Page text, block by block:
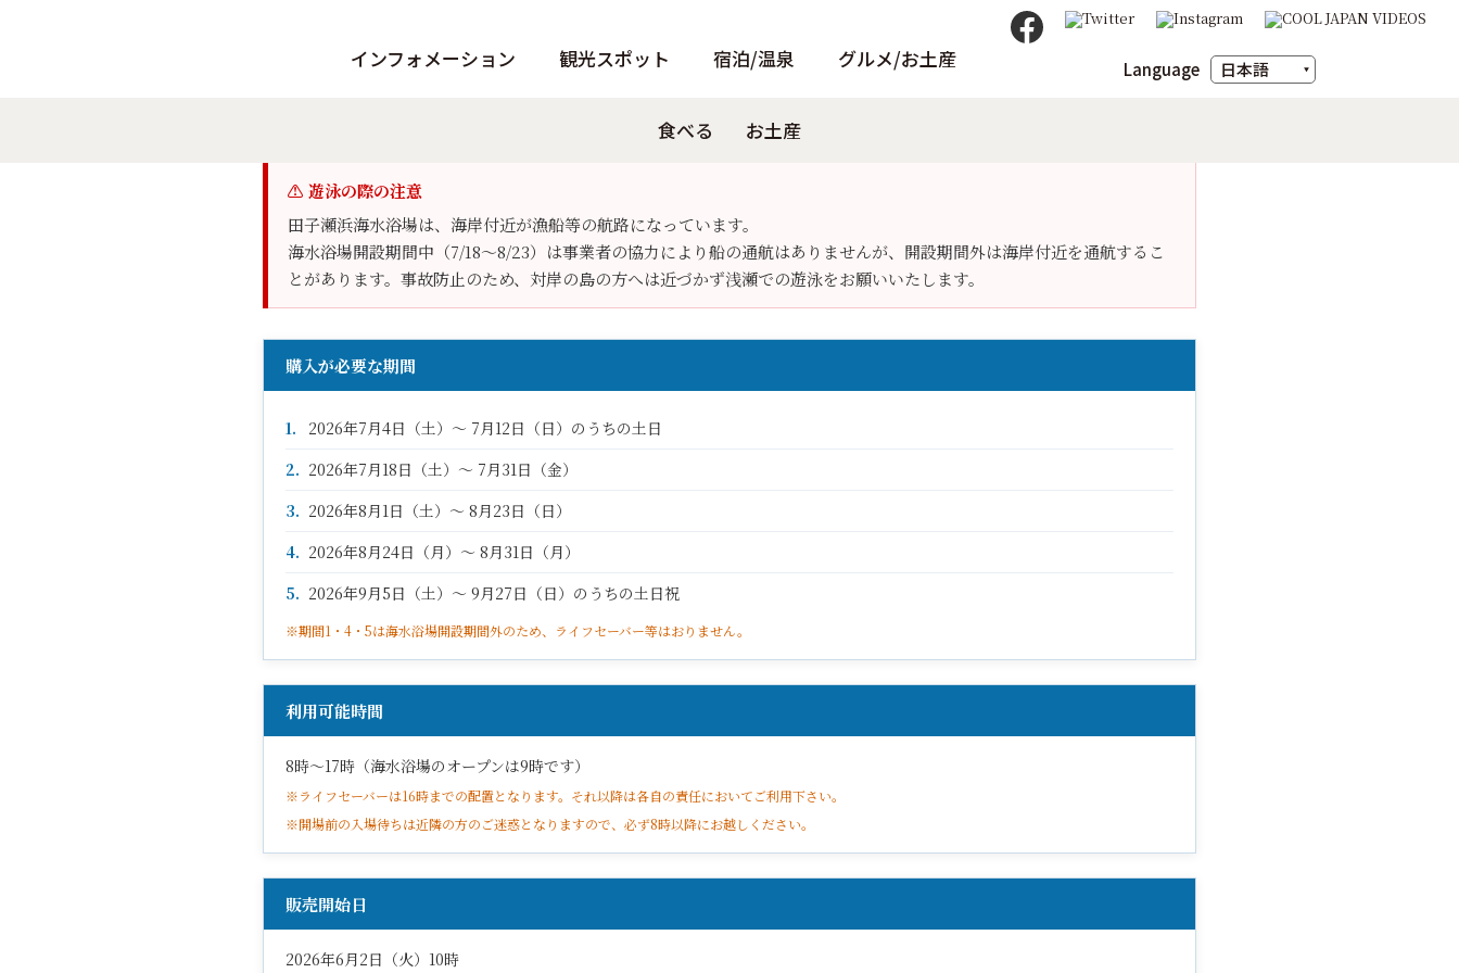
インフォメーション
Pamphlet 小冊子
観光スポット
天窓洞 観る あそぶ
宿泊/温泉
泊まる 温泉
グルメ/お土産
食べる お土産
Language
日本語
チケットは「チケットぴあ」からご購入いただけます。詳細は下記をご覧ください。
⚠ 遊泳の際の注意
田子瀬浜海水浴場は、海岸付近が漁船等の航路になっています。
海水浴場開設期間中（7/18～8/23）は事業者の協力により船の通航はありませんが、開設期間外は海岸付近を通航するこ
とがあります。事故防止のため、対岸の島の方へは近づかず浅瀬での遊泳をお願いいたします。
購入が必要な期間
1.
2026年7月4日（土）～ 7月12日（日）のうちの土日
2. 2026年7月18日（土）～ 7月31日（金）
3. 2026年8月1日（土）～ 8月23日（日）
4. 2026年8月24日（月）～ 8月31日（月）
5. 2026年9月5日（土）～ 9月27日（日）のうちの土日祝
※期間1・4・5は海水浴場開設期間外のため、ライフセーバー等はおりません。
利用可能時間
8時〜17時（海水浴場のオープンは9時です）
※ライフセーバーは16時までの配置となります。それ以降は各自の責任においてご利用下さい。
※開場前の入場待ちは近隣の方のご迷惑となりますので、必ず8時以降にお越しください。
販売開始日
2026年6月2日（火）10時